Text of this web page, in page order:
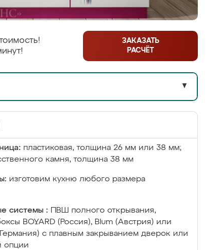
ЗАКАЗАТЬ
РАСЧЁТ
▼
пластиковая, толщина 26 мм или 38 мм;
камня, толщина 38 мм
изготовим кухню любого размера
системы :
ПВШ полного открывания,
BOYARD (Россия), Blum (Австрия) или
с плавным закрыванием дверок или
опции